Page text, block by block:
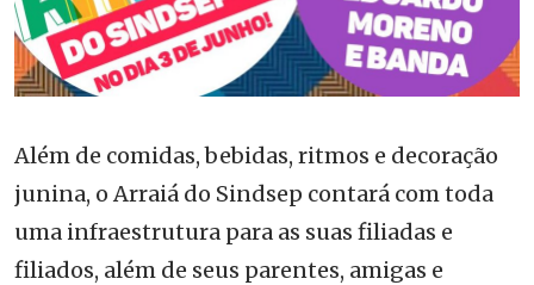
Além de comidas, bebidas, ritmos e decoração
junina, o Arraiá do Sindsep contará com toda
uma infraestrutura para as suas filiadas e
filiados, além de seus parentes, amigas e